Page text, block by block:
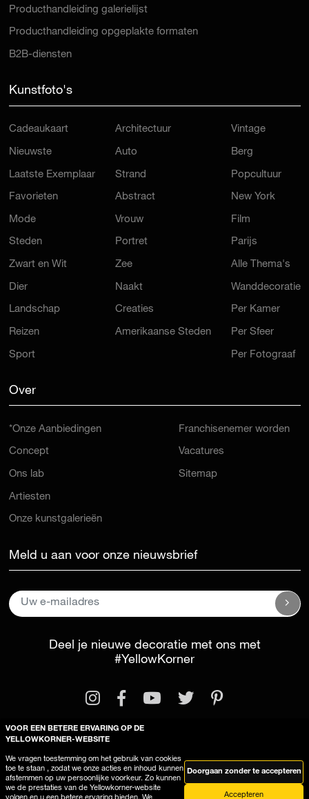
Producthandleiding galerielijst
Producthandleiding opgeplakte formaten
B2B-diensten
Kunstfoto's
Cadeaukaart
Nieuwste
Laatste Exemplaar
Favorieten
Mode
Steden
Zwart en Wit
Dier
Landschap
Reizen
Sport
Architectuur
Auto
Strand
Abstract
Vrouw
Portret
Zee
Naakt
Creaties
Amerikaanse Steden
Vintage
Berg
Popcultuur
New York
Film
Parijs
Alle Thema's
Wanddecoratie
Per Kamer
Per Sfeer
Per Fotograaf
Over
*Onze Aanbiedingen
Concept
Ons lab
Artiesten
Onze kunstgalerieën
Franchisenemer worden
Vacatures
Sitemap
Meld u aan voor onze nieuwsbrief
Deel je nieuwe decoratie met ons met
#YellowKorner
Wettelijke kennisgevingAlgemene voorwaarden
Deze site gebruikt cookies
VOOR EEN BETERE ERVARING OP DE
YELLOWKORNER-WEBSITE
We vragen toestemming om het gebruik van cookies
toe te staan , zodat we onze acties en inhoud kunnen
afstemmen op uw persoonlijke voorkeur. Zo kunnen
we de prestaties van de Yellowkorner-website
Doorgaan zonder te accepteren
Accepteren